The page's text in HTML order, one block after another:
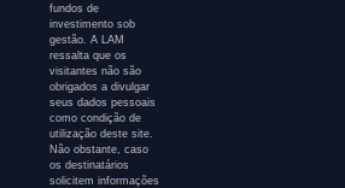
fundos de
investimento sob
gestão. A LAM
ressalta que os
visitantes não são
obrigados a divulgar
seus dados pessoais
como condição de
utilização deste site.
Não obstante, caso
os destinatários
solicitem informações